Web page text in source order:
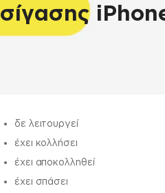
σίγασης
δε λειτουργεί
έχει κολλήσει
έχει αποκολληθεί
έχει σπάσει